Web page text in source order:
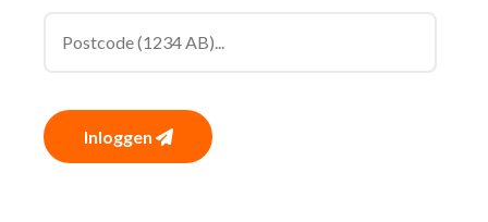
Inloggen